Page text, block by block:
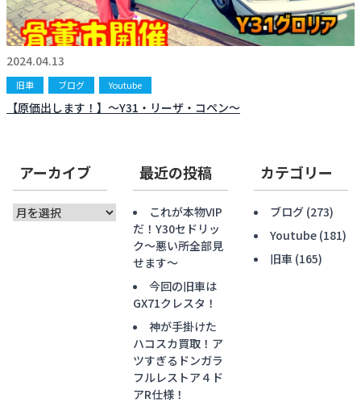
2024.04.13
旧車 ブログ Youtube
【原価出します！】〜Y31・リーザ・コペン〜
アーカイブ
ア
最近の投稿
これが本物VIP
だ！Y30セドリッ
ク〜悪い所全部見
せます〜
今回の旧車は
GX71クレスタ！
神が手掛けた
ハコスカ買取！ア
ツすぎるドンガラ
フルレストア４ド
アR仕様！
カテゴリー
ブログ(273)
Youtube(181)
旧車 (165)